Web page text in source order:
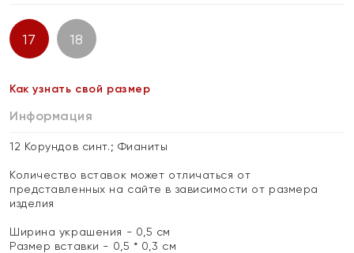
17 18
Как узнать свой размер
Информация
12 Корундов синт.; Фианиты
Количество вставок может отличаться от
представленных на сайте в зависимости от размера
изделия
Ширина украшения - 0,5 см
Размер вставки - 0,5 * 0,3 см